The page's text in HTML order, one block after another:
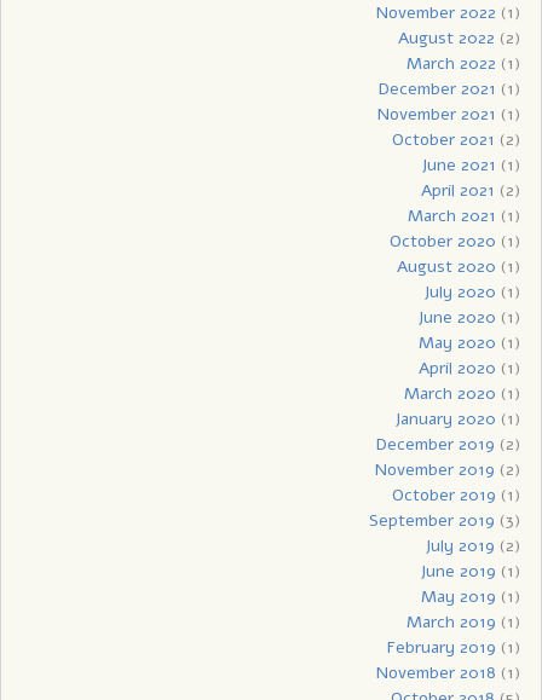
November 2022 (1)
August 2022 (2)
March 2022 (1)
December 2021 (1)
November 2021 (1)
October 2021 (2)
June 2021 (1)
April 2021 (2)
March 2021 (1)
October 2020 (1)
August 2020 (1)
July 2020 (1)
June 2020 (1)
May 2020 (1)
April 2020 (1)
March 2020 (1)
January 2020 (1)
December 2019 (2)
November 2019 (2)
October 2019 (1)
September 2019 (3)
July 2019 (2)
June 2019 (1)
May 2019 (1)
March 2019 (1)
February 2019 (1)
November 2018 (1)